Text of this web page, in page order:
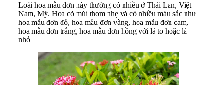
Loài hoa mẫu đơn này thường có nhiều ở Thái Lan, Việt
Nam, Mỹ. Hoa có mùi thơm nhẹ và có nhiều màu sắc như
hoa mẫu đơn đỏ, hoa mẫu đơn vàng, hoa mẫu đơn cam,
hoa mẫu đơn trắng, hoa mẫu đơn hồng với lá to hoặc lá
nhỏ.